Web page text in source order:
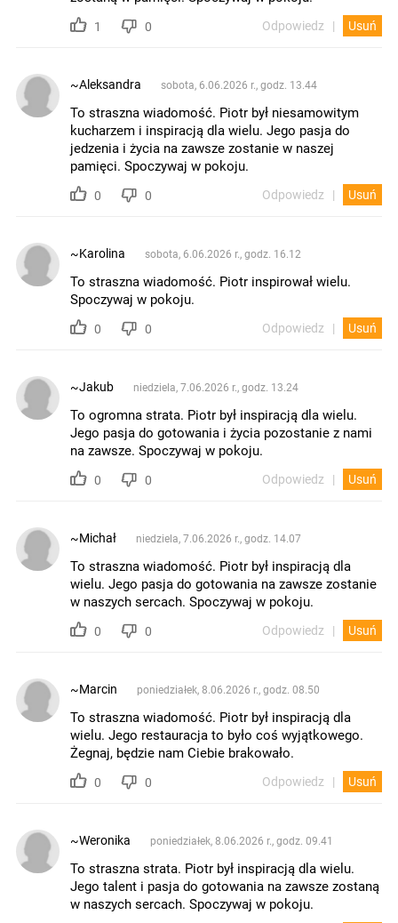
1 0 Odpowiedz Usuń
~Aleksandra sobota, 6.06.2026 r., godz. 13.44
To straszna wiadomość. Piotr był niesamowitym
kucharzem i inspiracją dla wielu. Jego pasja do
jedzenia i życia na zawsze zostanie w naszej
pamięci. Spoczywaj w pokoju.
0 0 Odpowiedz Usuń
~Karolina sobota, 6.06.2026 r., godz. 16.12
To straszna wiadomość. Piotr inspirował wielu.
Spoczywaj w pokoju.
0 0 Odpowiedz Usuń
~Jakub niedziela, 7.06.2026 r., godz. 13.24
To ogromna strata. Piotr był inspiracją dla wielu.
Jego pasja do gotowania i życia pozostanie z nami
na zawsze. Spoczywaj w pokoju.
0 0 Odpowiedz Usuń
~Michał niedziela, 7.06.2026 r., godz. 14.07
To straszna wiadomość. Piotr był inspiracją dla
wielu. Jego pasja do gotowania na zawsze zostanie
w naszych sercach. Spoczywaj w pokoju.
0 0 Odpowiedz Usuń
~Marcin poniedziałek, 8.06.2026 r., godz. 08.50
To straszna wiadomość. Piotr był inspiracją dla
wielu. Jego restauracja to było coś wyjątkowego.
Żegnaj, będzie nam Ciebie brakowało.
0 0 Odpowiedz Usuń
~Weronika poniedziałek, 8.06.2026 r., godz. 09.41
To straszna strata. Piotr był inspiracją dla wielu.
Jego talent i pasja do gotowania na zawsze zostaną
w naszych sercach. Spoczywaj w pokoju.